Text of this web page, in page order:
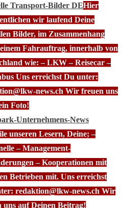
Transport-Bilder DEHier
wir laufend Deine
Bilder, im Zusammenhang
Fahrauftrag, innerhalb von
wie: – LKW – Reisecar –
Uns erreichst Du unter:
news.ch Wir freuen uns
Foto!
Unternehmens-News
unseren Lesern, Deine; –
– Management-
– Kooperationen mit
Betrieben mit. Uns erreichst
redaktion@lkw-news.ch Wir
uns auf Deinen Beitrag!